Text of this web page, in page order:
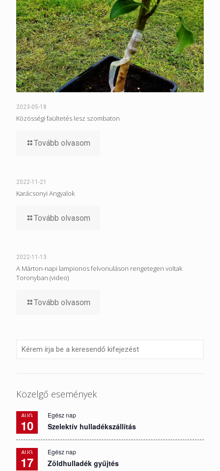
2023-05-18
Közösségi faültetés lesz szombaton
Tovább olvasom
2022-11-21
Karácsonyi Angyalok
Tovább olvasom
2022-11-13
A Márton-napi lampionos felvonuláson rengetegen voltak
Toronyban (video)
Tovább olvasom
Közelgő események
AUG
10
Egész nap
Szelektív hulladékszállítás
AUG
17
Egész nap
Zöldhulladék gyűjtés